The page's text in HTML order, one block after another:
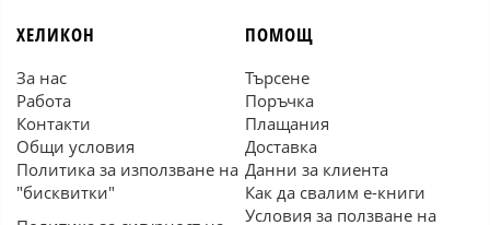
ХЕЛИКОН
За нас
Работа
Контакти
Общи условия
Политика за използване на
"бисквитки"
ПОМОЩ
Търсене
Поръчка
Плащания
Доставка
Данни за клиента
Как да свалим е-книги
Условия за ползване на